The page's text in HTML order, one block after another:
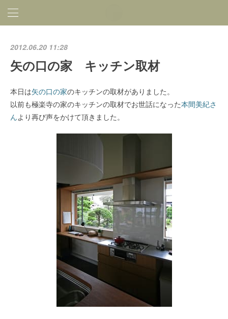
2012.06.20 11:28
矢の口の家 キッチン取材
本日は矢の口の家のキッチンの取材がありました。
以前も極楽寺の家のキッチンの取材でお世話になった本間美紀さ
んより再び声をかけて頂きました。